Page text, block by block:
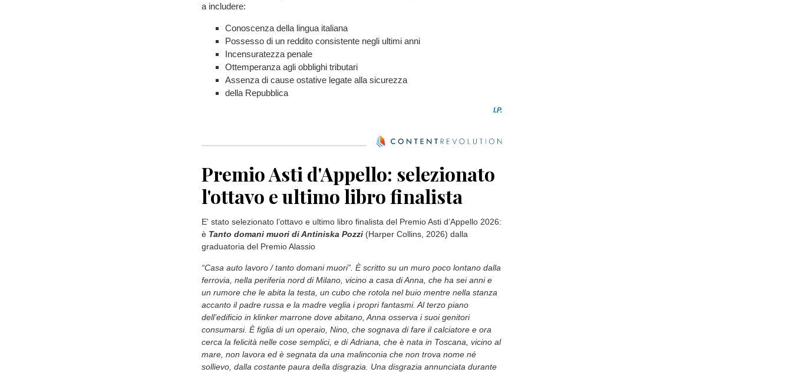
a includere:
Conoscenza della lingua italiana
Possesso di un reddito consistente negli ultimi anni
Incensuratezza penale
Ottemperanza agli obblighi tributari
Assenza di cause ostative legate alla sicurezza
della Repubblica
I.P.
Premio Asti d'Appello: selezionato
l'ottavo e ultimo libro finalista
E' stato selezionato l’ottavo e ultimo libro finalista del Premio Asti d’Appello 2026:
è Tanto domani muori di Antiniska Pozzi (Harper Collins, 2026) dalla
graduatoria del Premio Alassio
“Casa auto lavoro / tanto domani muori”. È scritto su un muro poco lontano dalla
ferrovia, nella periferia nord di Milano, vicino a casa di Anna, che ha sei anni e
un rumore che le abita la testa, un cubo che rotola nel buio mentre nella stanza
accanto il padre russa e la madre veglia i propri fantasmi. Al terzo piano
dell’edificio in klinker marrone dove abitano, Anna osserva i suoi genitori
consumarsi. È figlia di un operaio, Nino, che sognava di fare il calciatore e ora
cerca la felicità nelle cose semplici, e di Adriana, che è nata in Toscana, vicino al
mare, non lavora ed è segnata da una malinconia che non trova nome né
sollievo, dalla costante paura della disgrazia. Una disgrazia annunciata durante